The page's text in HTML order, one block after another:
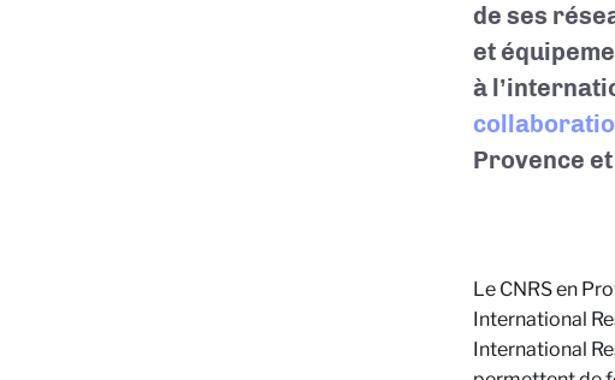
de ses
et
à
Provence
Le CNRS en
International
International